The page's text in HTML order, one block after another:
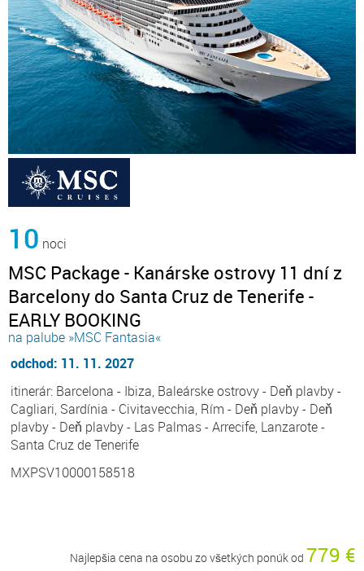
10 noci
MSC Package - Kanárske ostrovy 11 dní z
Barcelony do Santa Cruz de Tenerife -
EARLY BOOKING
na palube »MSC Fantasia«
odchod: 11. 11. 2027
itinerár: Barcelona - Ibiza, Baleárske ostrovy - Deň plavby -
Cagliari, Sardínia - Civitavecchia, Rím - Deň plavby - Deň
plavby - Deň plavby - Las Palmas - Arrecife, Lanzarote -
Santa Cruz de Tenerife
MXPSV10000158518
Najlepšia cena na osobu zo všetkých ponúk od 779 €